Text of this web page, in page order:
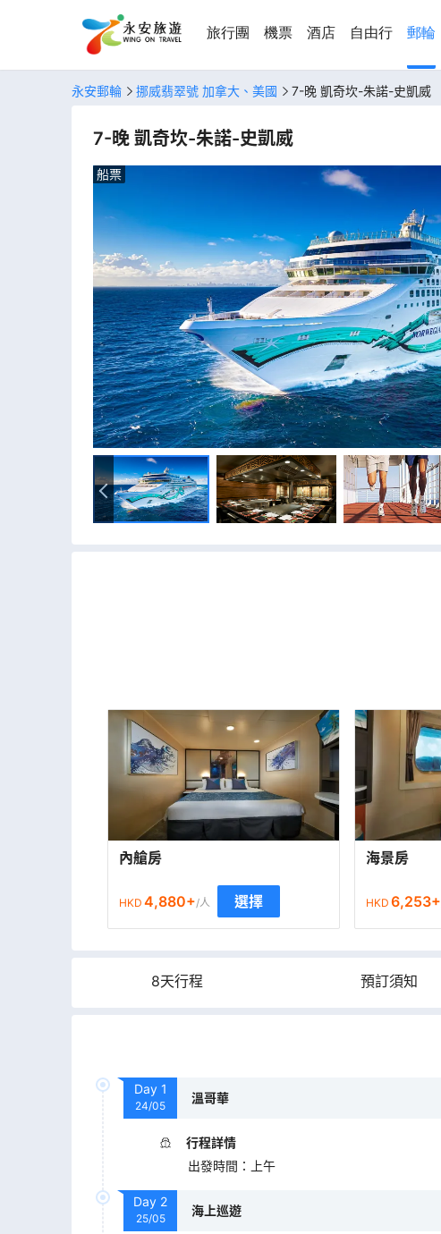
旅行團 機票 酒店 自由行 郵輪
永安郵輪 挪威翡翠號 加拿大、美國 7-晚 凱奇坎-朱諾-史凱威
7-晚 凱奇坎-朱諾-史凱威
船票
內艙房
HKD 4,880+/人 選擇
海景房
HKD 6,253+
8天行程 預訂須知
Day 1
24/05
溫哥華
行程詳情
出發時間 ： 上午
Day 2
25/05
海上巡遊